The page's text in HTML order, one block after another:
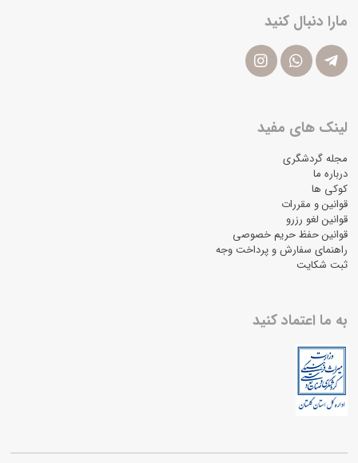
مارا دنبال کنید
لینک های مفید
مجله گردشگری
درباره ما
کوکی ها
قوانین و مقررات
قوانین لغو رزرو
قوانین حفظ حریم خصوصی
راهنمای سفارش و پرداخت وجه
ثبت شکایت
به ما اعتماد کنید